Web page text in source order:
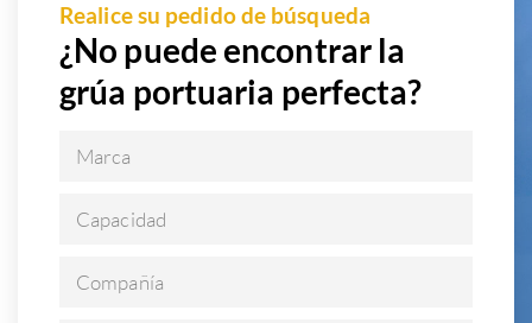
Realice su pedido de búsqueda
¿No puede encontrar la
grúa portuaria perfecta?
Marca
Capacidad
Compañía